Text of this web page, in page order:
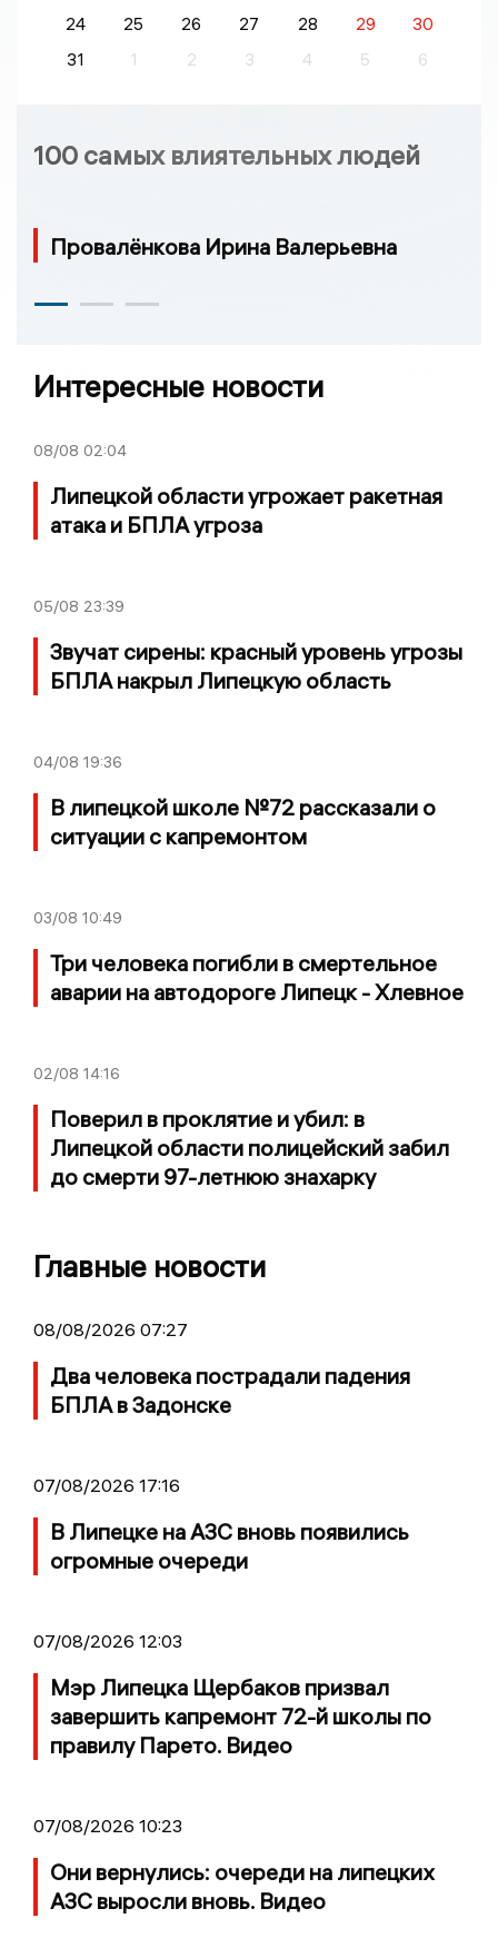
24 25 26 27 28 29
30
31
1 2 3 4 5 6
100 самых влиятельных людей
Провалёнкова Ирина Валерьевна
Интересные новости
08/08 02:04
Липецкой области угрожает ракетная
атака и БПЛА угроза
05/08 23:39
Звучат сирены: красный уровень угрозы
БПЛА накрыл Липецкую область
04/08 19:36
В липецкой школе №72 рассказали о
ситуации с капремонтом
03/08 10:49
Три человека погибли в смертельное
аварии на автодороге Липецк - Хлевное
02/08 14:16
Поверил в проклятие и убил: в
Липецкой области полицейский забил
до смерти 97-летнюю знахарку
Главные новости
08/08/2026 07:27
Два человека пострадали падения
БПЛА в Задонске
07/08/2026 17:16
В Липецке на АЗС вновь появились
огромные очереди
07/08/2026 12:03
Мэр Липецка Щербаков призвал
завершить капремонт 72-й школы по
правилу Парето. Видео
07/08/2026 10:23
Они вернулись: очереди на липецких
АЗС выросли вновь. Видео